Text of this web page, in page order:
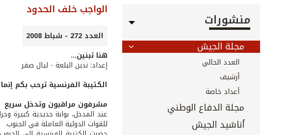
منشورات
مجلة الجيش
العدد الحالي
أرشيف
أعداد خاصة
مجلة الدفاع الوطني
أناشيد الجيش
الواجب خلف الحدود
العدد 272 - شباط 2008
هنا تبنين...
إعداد: ندين البلعة - ليال صقر
الكتيبة الفرنسية ترحب بكم
مشرفون مراقبون وتدخل سريع
عند المدخل، بوابة حديدية كبيرة
للقوات الدولية العاملة في الجنوب.